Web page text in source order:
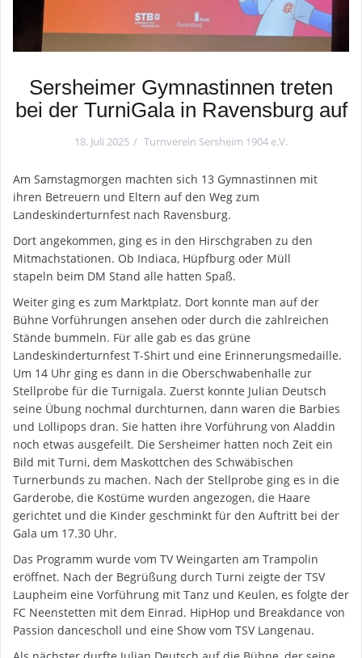
Sersheimer Gymnastinnen treten
bei der TurniGala in Ravensburg auf
18. Juli 2025 Turnverein Sersheim 1904 e.V.
Am Samstagmorgen machten sich 13 Gymnastinnen mit
ihren Betreuern und Eltern auf den Weg zum
Landeskinderturnfest nach Ravensburg.
Dort angekommen, ging es in den Hirschgraben zu den
Mitmachstationen. Ob Indiaca, Hüpfburg oder Müll
stapeln beim DM Stand alle hatten Spaß.
Weiter ging es zum Marktplatz. Dort konnte man auf der
Bühne Vorführungen ansehen oder durch die zahlreichen
Stände bummeln. Für alle gab es das grüne
Landeskinderturnfest T-Shirt und eine Erinnerungsmedaille.
Um 14 Uhr ging es dann in die Oberschwabenhalle zur
Stellprobe für die Turnigala. Zuerst konnte Julian Deutsch
seine Übung nochmal durchturnen, dann waren die Barbies
und Lollipops dran. Sie hatten ihre Vorführung von Aladdin
noch etwas ausgefeilt. Die Sersheimer hatten noch Zeit ein
Bild mit Turni, dem Maskottchen des Schwäbischen
Turnerbunds zu machen. Nach der Stellprobe ging es in die
Garderobe, die Kostüme wurden angezogen, die Haare
gerichtet und die Kinder geschminkt für den Auftritt bei der
Gala um 17.30 Uhr.
Das Programm wurde vom TV Weingarten am Trampolin
eröffnet. Nach der Begrüßung durch Turni zeigte der TSV
Laupheim eine Vorführung mit Tanz und Keulen, es folgte der
FC Neenstetten mit dem Einrad. HipHop und Breakdance von
Passion dancescholl und eine Show vom TSV Langenau.